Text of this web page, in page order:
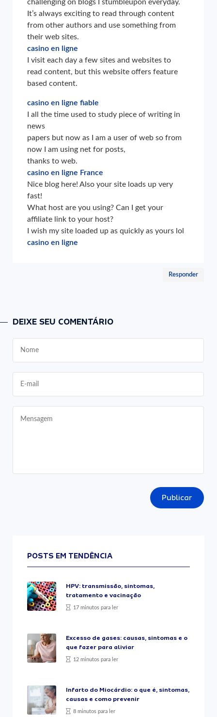
challenging on blogs I stumbleupon everyday.
It’s always exciting to read through content
from other authors and use something from
their web sites.
casino en ligne
I visit each day a few sites and websites to
read content, but this website offers feature
based content.
casino en ligne fiable
I all the time used to study piece of writing in
news
papers but now as I am a user of web so from
now I am using net for posts,
thanks to web.
casino en ligne France
Nice blog here! Also your site loads up very
fast!
What host are you using? Can I get your
affiliate link to your host?
I wish my site loaded up as quickly as yours lol
casino en ligne
Responder
DEIXE SEU COMENTÁRIO
Publicar
POSTS EM TENDÊNCIA
HPV: transmissão, sintomas,
tratamento e vacinação
17 minutos para ler
Excesso de gases: causas, sintomas e o
que fazer para aliviar
12 minutos para ler
Infarto do Miocárdio: o que é, sintomas,
causas e como prevenir
8 minutos para ler